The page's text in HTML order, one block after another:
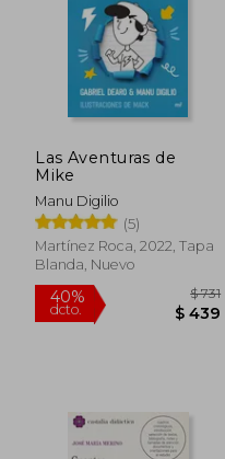
40%
dcto.
Las Aventuras de
Mike
Manu Digilio
(5)
Martínez Roca, 2022, Tapa
Blanda, Nuevo